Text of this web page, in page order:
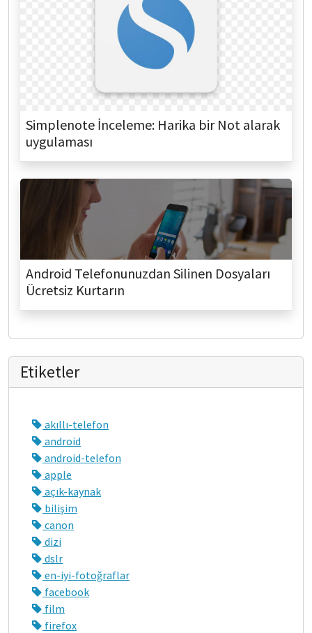
Simplenote İnceleme: Harika bir Not alarak
uygulaması
Android Telefonunuzdan Silinen Dosyaları
Ücretsiz Kurtarın
Etiketler
akıllı-telefon
android
android-telefon
apple
açık-kaynak
bilişim
canon
dizi
dslr
en-iyi-fotoğraflar
facebook
film
firefox